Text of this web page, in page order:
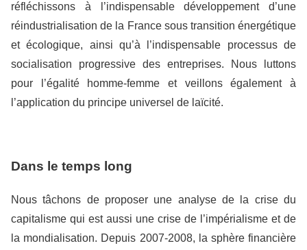
réfléchissons à l’indispensable développement d’une
réindustrialisation de la France sous transition énergétique
et écologique, ainsi qu’à l’indispensable processus de
socialisation progressive des entreprises. Nous luttons
pour l’égalité homme-femme et veillons également à
l’application du principe universel de laïcité.
Dans le temps long
Nous tâchons de proposer une analyse de la crise du
capitalisme qui est aussi une crise de l’impérialisme et de
la mondialisation. Depuis 2007-2008, la sphère financière